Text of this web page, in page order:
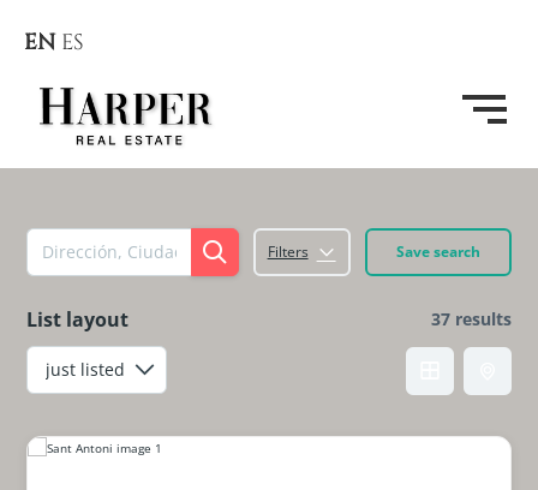
EN ES
Filters Save search
List layout 37 results